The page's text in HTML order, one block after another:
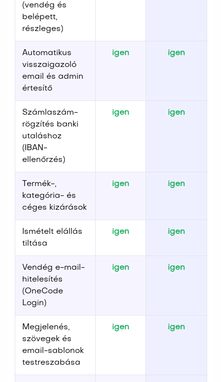
(vendég és
belépett,
részleges)
Automatikus
visszaigazoló
email és admin
értesítő
igen igen
Számlaszám-
rögzítés banki
utaláshoz
(IBAN-
ellenőrzés)
igen igen
Termék-,
kategória- és
céges kizárások
igen igen
Ismételt elállás
tiltása
igen igen
Vendég e-mail-
hitelesítés
(OneCode
Login)
igen igen
Megjelenés,
szövegek és
email-sablonok
testreszabása
igen igen